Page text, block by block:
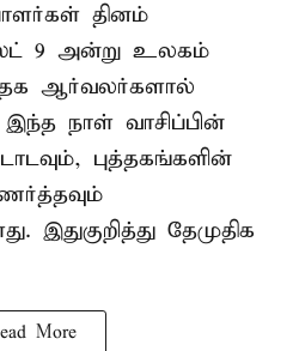
தினம்
9 அன்று உலகம்
ஆர்வலர்களால்
நாள் வாசிப்பின்
புத்தகங்களின்
இதுகுறித்து தேமுதிக
More